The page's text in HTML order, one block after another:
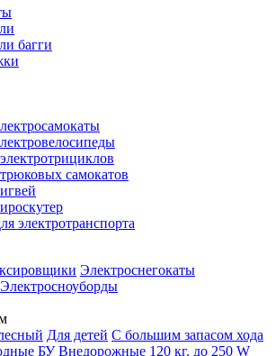
багги
самокатов
электротранспорта
Электроснегокаты
Электросноуборды
Для детей С большим запасом хода
БУ Внедорожные 120 кг. до 250 W